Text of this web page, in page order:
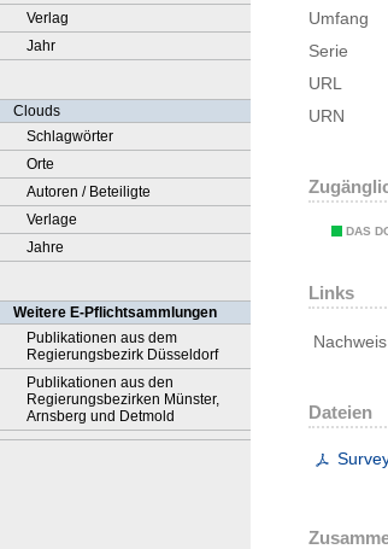
Verlag
Jahr
Clouds
Schlagwörter
Orte
Autoren / Beteiligte
Verlage
Jahre
Weitere E-Pflichtsammlungen
Publikationen aus dem
Regierungsbezirk Düsseldorf
Publikationen aus den
Regierungsbezirken Münster,
Arnsberg und Detmold
Umfang
Serie
URL
URN
DAS
Links
Nachweis
Dateien